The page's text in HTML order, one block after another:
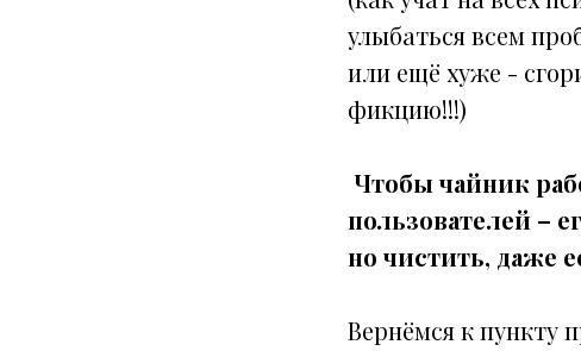
улыбаться всем
или ещё хуже -
фикцию!!!)
Чтобы чайник
пользователей –
но чистить, даже
Вернёмся к пункту